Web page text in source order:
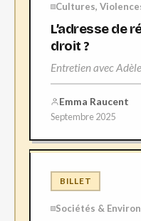
Cultures,
L’adresse de
droit ?
Entretien avec
Emma Raucent
Septembre 2025
BILLET
Sociétés &